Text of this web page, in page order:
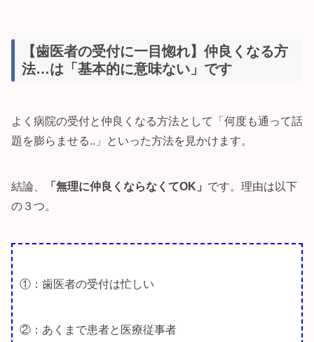
【歯医者の受付に一目惚れ】仲良くなる方
法…は「基本的に意味ない」です
よく病院の受付と仲良くなる方法として「何度も通って話
題を膨らませる..」といった方法を見かけます。
結論、 「無理に仲良くならなくてOK」 です。理由は以下
の３つ。
①：歯医者の受付は忙しい
②：あくまで患者と医療従事者